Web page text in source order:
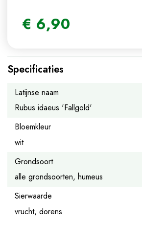
€ 6,90
Specificaties
Latijnse naam
Rubus idaeus 'Fallgold'
Bloemkleur
wit
Grondsoort
alle grondsoorten, humeus
Sierwaarde
vrucht, dorens